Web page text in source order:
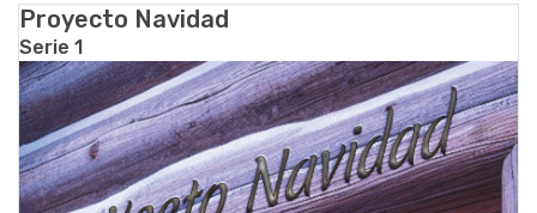
Proyecto Navidad
Serie 1